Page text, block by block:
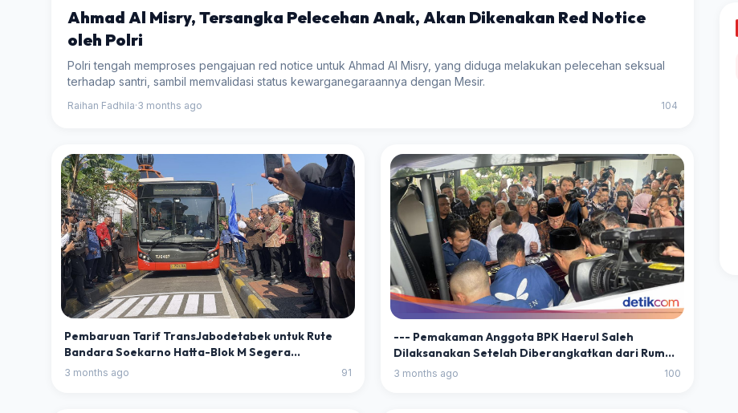
Ahmad Al Misry, Tersangka Pelecehan Anak, Akan Dikenakan Red Notice
oleh Polri
Polri tengah memproses pengajuan red notice untuk Ahmad Al Misry, yang diduga melakukan pelecehan seksual
terhadap santri, sambil memvalidasi status kewarganegaraannya dengan Mesir.
Raihan Fadhila·3 months ago 104
Pembaruan Tarif TransJabodetabek untuk Rute
Bandara Soekarno Hatta-Blok M Segera
Diumumkan
3 months ago 91
--- Pemakaman Anggota BPK Haerul Saleh
Dilaksanakan Setelah Diberangkatkan dari Rumah
Duka ---
3 months ago 100